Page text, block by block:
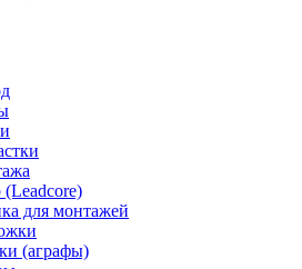
(Leadcore)
для монтажей
(аграфы)